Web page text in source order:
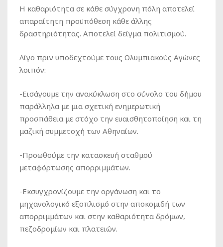
Η καθαριότητα σε κάθε σύγχρονη πόλη αποτελεί
απαραίτητη προϋπόθεση κάθε άλλης
δραστηριότητας. Αποτελεί δείγμα πολιτισμού.
Λίγο πριν υποδεχτούμε τους Ολυμπιακούς Αγώνες
λοιπόν:
-Εισάγουμε την ανακύκλωση στο σύνολο του δήμου
παράλληλα με μια σχετική ενημερωτική
προσπάθεια με στόχο την ευαισθητοποίηση και τη
μαζική συμμετοχή των Αθηναίων.
-Προωθούμε την κατασκευή σταθμού
μεταφόρτωσης απορριμμάτων.
-Εκσυγχρονίζουμε την οργάνωση και το
μηχανολογικό εξοπλισμό στην αποκομιδή των
απορριμμάτων και στην καθαριότητα δρόμων,
πεζοδρομίων και πλατειών.